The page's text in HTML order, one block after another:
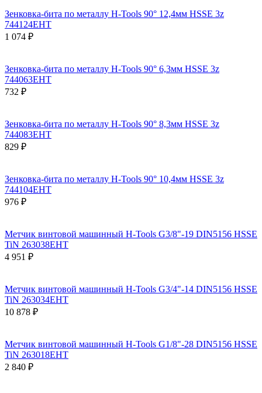
Зенковка-бита по металлу H-Tools 90° 12,4мм HSSE 3z
744124EHT
1 074 ₽
Зенковка-бита по металлу H-Tools 90° 6,3мм HSSE 3z
744063EHT
732 ₽
Зенковка-бита по металлу H-Tools 90° 8,3мм HSSE 3z
744083EHT
829 ₽
Зенковка-бита по металлу H-Tools 90° 10,4мм HSSE 3z
744104EHT
976 ₽
Метчик винтовой машинный H-Tools G3/8"-19 DIN5156 HSSE
TiN 263038EHT
4 951 ₽
Метчик винтовой машинный H-Tools G3/4"-14 DIN5156 HSSE
TiN 263034EHT
10 878 ₽
Метчик винтовой машинный H-Tools G1/8"-28 DIN5156 HSSE
TiN 263018EHT
2 840 ₽